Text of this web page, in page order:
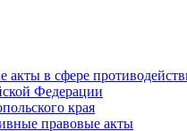
в сфере
Федерации
края
правовые акты